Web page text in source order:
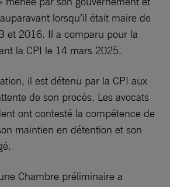
lorsqu’il était maire de
et 2016. Il a comparu pour la
la CPI le 14 mars 2025.
il est détenu par la CPI aux
de son procès. Les avocats
ont contesté la compétence de
maintien en détention et son
Chambre préliminaire a